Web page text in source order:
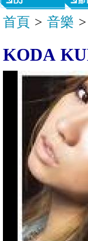
首頁 > 音樂 >
KODA